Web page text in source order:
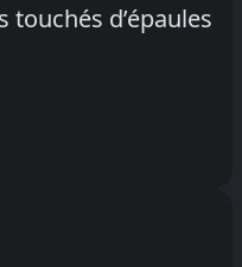
touchés d’épaules